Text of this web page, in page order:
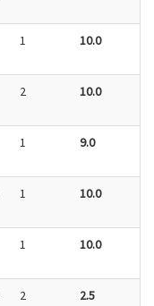
1 10.0
2 10.0
1 9.0
1 10.0
1 10.0
2 2.5